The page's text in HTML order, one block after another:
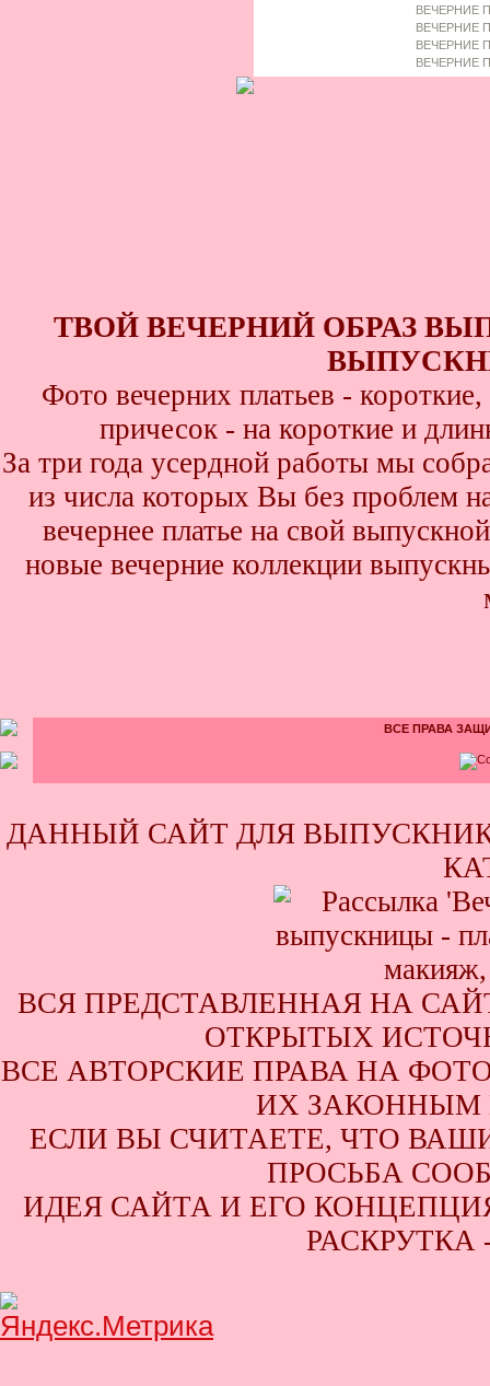
ВЕЧЕРНИЕ
ВЕЧЕРНИЕ
ВЕЧЕРНИЕ
ВЕЧЕРНИЕ
ТВОЙ ВЕЧЕРНИЙ ОБРАЗ
Фото вечерних платьев -
причесок - на короткие и
За три года усердной работы мы
из числа которых Вы без проблем
вечернее платье на свой
новые вечерние коллекции
ВСЕ ПРАВА
ДАННЫЙ САЙТ ДЛЯ
ВСЯ ПРЕДСТАВЛЕННАЯ НА
ОТКРЫТЫХ
ВСЕ АВТОРСКИЕ ПРАВА НА
ИХ ЗАКОННЫМ
ЕСЛИ ВЫ СЧИТАЕТЕ, ЧТО
ПРОСЬБА
ИДЕЯ САЙТА И ЕГО КОНЦЕПЦИЯ
РАСКРУТКА -